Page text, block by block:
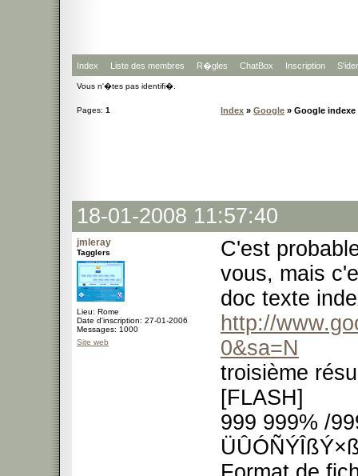
Index Liste des membres R�gles ChatBox Inscription
Vous n'�tes pas identifi�.
Pages: 1 Index » Google » Google indexe
18-01-2008 11:57:40
jmleray
Tagglers
Lieu: Rome
Date d'inscription: 27-01-2006
Messages: 1000
Site web
C'est
vous, mais
doc texte
http://
0&sa=N
troisième
[FLASH]
999 999% /